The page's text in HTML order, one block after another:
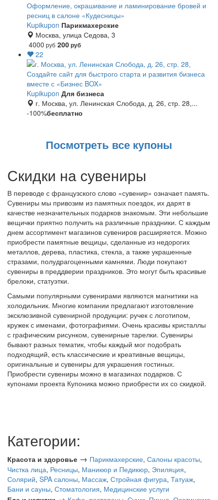
Оформление, окрашивание и ламинирование бровей и
ресниц в салоне «Кудесницы»
Kupikupon Парикмахерские
Москва, улица Седова, 3
4000 руб 200руб
22
Создайте сайт для быстрого старта и развития бизнеса
вместе с «Бизнес BOX»
Kupikupon Для бизнеса
г. Москва, ул. Ленинская Слобода, д. 26, стр. 28,...
-100%бесплатно
Посмотреть все купоны
Скидки на сувениры
В переводе с французского слово «сувенир» означает память.
Сувениры мы привозим из памятных поездок, их дарят в
качестве незначительных подарков знакомым. Эти небольшие
вещички приятно получить на различные праздники. С каждым
днем ассортимент магазинов сувениров расширяется. Можно
приобрести памятные вещицы, сделанные из недорогих
металлов, дерева, пластика, стекла, а также украшенные
стразами, полудрагоценными камнями. Люди покупают
сувениры в преддверии праздников. Это могут быть красивые
брелоки, статуэтки.
Самыми популярными сувенирами являются магнитики на
холодильник. Многие компании предлагают изготовление
эксклюзивной сувенирной продукции: ручек с логотипом,
кружек с именами, фотографиями. Очень красивы кристаллы
с графическим рисунком, сувенирные тарелки. Сувениры
бывают разных тематик, чтобы каждый мог подобрать
подходящий, есть классические и креативные вещицы,
оригинальные и сувениры для украшения гостиных.
Приобрести сувениры можно в магазинах подарков. С
купонами проекта Купоника можно приобрести их со скидкой.
Категории:
Красота и здоровье → Парикмахерские, Салоны красоты,
Чистка лица, Ресницы, Маникюр и Педикюр, Эпиляция,
Солярий, SPA салоны, Массаж, Стройная фигура, Татуаж,
Бани и сауны, Стоматология, Медицинские услуги